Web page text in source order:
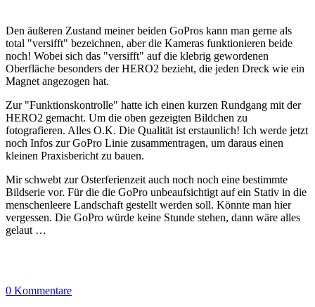
Den äußeren Zustand meiner beiden GoPros kann man gerne als
total "versifft" bezeichnen, aber die Kameras funktionieren beide
noch! Wobei sich das "versifft" auf die klebrig gewordenen
Oberfläche besonders der HERO2 bezieht, die jeden Dreck wie ein
Magnet angezogen hat.
Zur "Funktionskontrolle" hatte ich einen kurzen Rundgang mit der
HERO2 gemacht. Um die oben gezeigten Bildchen zu
fotografieren. Alles O.K. Die Qualität ist erstaunlich! Ich werde jetzt
noch Infos zur GoPro Linie zusammentragen, um daraus einen
kleinen Praxisbericht zu bauen.
Mir schwebt zur Osterferienzeit auch noch noch eine bestimmte
Bildserie vor. Für die die GoPro unbeaufsichtigt auf ein Stativ in die
menschenleere Landschaft gestellt werden soll. Könnte man hier
vergessen. Die GoPro würde keine Stunde stehen, dann wäre alles
gelaut …
0 Kommentare